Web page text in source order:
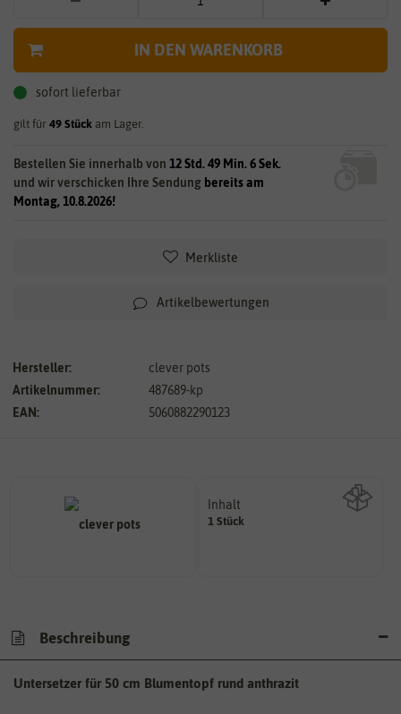
IN DEN WARENKORB
sofort lieferbar
gilt für 49 Stück am Lager.
Bestellen Sie innerhalb von 12 Std. 49 Min. 6 Sek.
und wir verschicken Ihre Sendung bereits am
Montag, 10.8.2026!
Merkliste
Artikelbewertungen
Hersteller:
clever pots
Artikelnummer:
487689-kp
EAN:
5060882290123
Inhalt
1 StückWie viel ist enthalten
Beschreibung
Untersetzer für 50 cm Blumentopf rund anthrazit